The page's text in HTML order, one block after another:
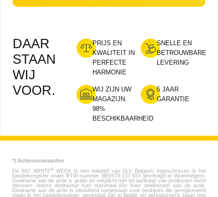
DAAR
STAAN
WIJ
VOOR.
PRIJS EN
KWALITEIT IN
PERFECTE
HARMONIE
SNELLE EN
BETROUWBARE
LEVERING
WIJ ZIJN UW
MAGAZIJN.
98%
BESCHIKBAARHEID
5 JAAR
GARANTIE
*) Actievoorwaarden
De BIG WHITE®WEEK is een initiatief van SLV Belgium, ingeschreven in het
handelsregister onder BTW-nummer BE0479.137.933 gevestigd te Wommelgem.
Deelname aan de actie is gratis en verplicht niet tot aankoop van producten en/of
diensten. Iedere deelnemer kan maximaal één keer deelnemen aan de actie.
Deelname aan de actie is uitsluitend toegestaan voor bedrijven die geregistreerd
staan in het handelsregister, gevestigd zijn in België en geregistreerd staan met